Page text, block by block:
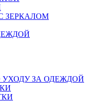
ЗЕРКАЛОМ
ЗА ОДЕЖДОЙ